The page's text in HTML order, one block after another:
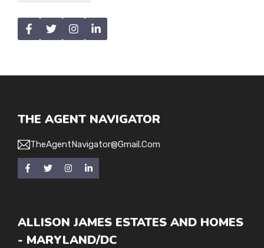
THE AGENT NAVIGATOR
TheAgentNavigator@gmail.com
ALLISON JAMES ESTATES AND HOMES
- MARYLAND/DC